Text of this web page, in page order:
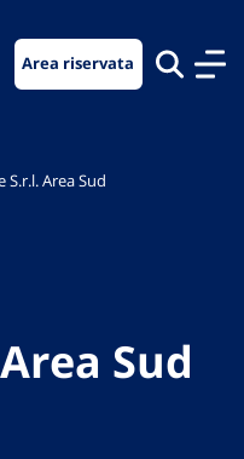
Area riservata
S.r.l. Area Sud
Sud